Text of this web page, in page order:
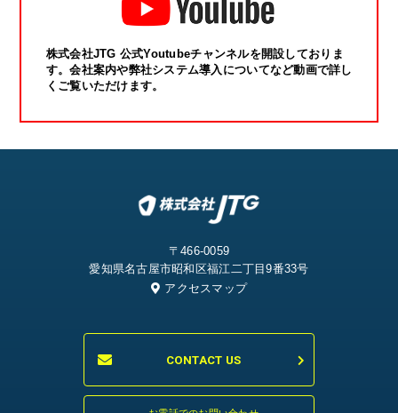
株式会社JTG 公式Youtubeチャンネルを開設しておりま
す。会社案内や弊社システム導入についてなど動画で詳し
くご覧いただけます。
〒466-0059
愛知県名古屋市昭和区福江二丁目9番33号
アクセスマップ
CONTACT US